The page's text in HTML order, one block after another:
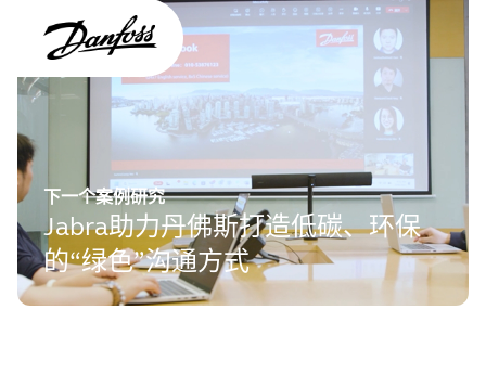
下一个案例研究
Jabra助力丹佛斯打造低碳、环保
的“绿色”沟通方式